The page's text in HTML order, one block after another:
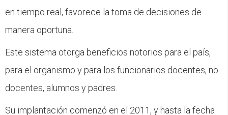
en tiempo real, favorece la toma de decisiones de
manera oportuna.
Este sistema otorga beneficios notorios para el país,
para el organismo y para los funcionarios docentes, no
docentes, alumnos y padres.
Su implantación comenzó en el 2011, y hasta la fecha